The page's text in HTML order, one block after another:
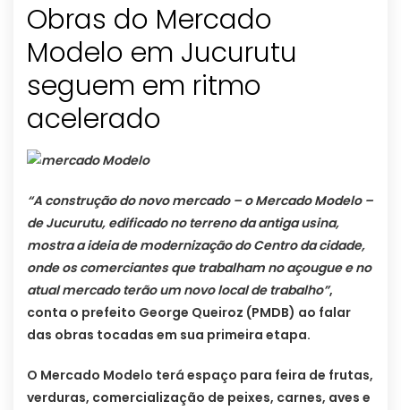
Obras do Mercado
Modelo em Jucurutu
seguem em ritmo
“A construção do novo mercado – o Mercado Modelo –
de Jucurutu, edificado no terreno da antiga usina,
mostra a ideia de modernização do Centro da cidade,
onde os comerciantes que trabalham no açougue e no
atual mercado terão um novo local de trabalho”,
conta o prefeito George Queiroz (PMDB) ao falar
das obras tocadas em sua primeira etapa.
O Mercado Modelo terá espaço para feira de frutas,
verduras, comercialização de peixes, carnes, aves e